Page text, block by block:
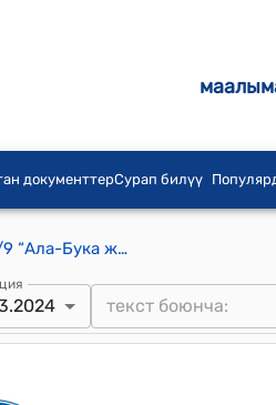
документтерСурап билүү
Ала-Бука айылдык кеңешинин 2024-жылынын 6-мартындагы №2/9 “Ала-Бука жайыт комитетинин 2023-жылдын 12 айында аткарган бардык иштеринин маалыматы жөнүндө” токтому